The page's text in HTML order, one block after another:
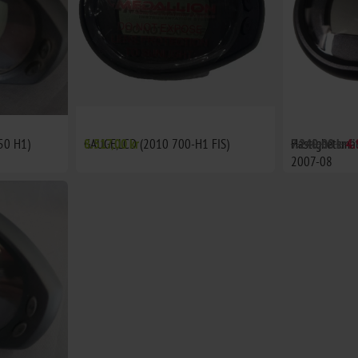
H1) GAUGE,LCD (2010 700-H1 FIS)
8.517,00 kr
2007-08
7.240,00 kr